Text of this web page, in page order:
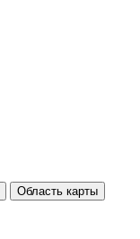
Область карты